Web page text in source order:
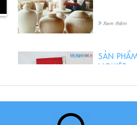
Xem thêm
SẢN
NGHIỆP